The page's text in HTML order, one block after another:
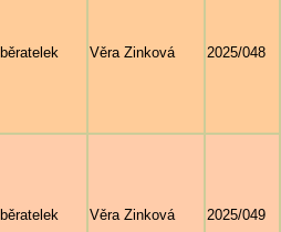
Věra Zinková 2025/048
Věra Zinková 2025/049